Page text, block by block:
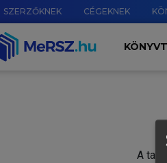
SZERZŐKNEK CÉGEKNEK
A